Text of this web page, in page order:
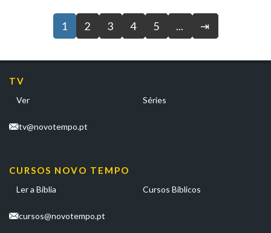
1 2 3 4 5 ... ⇥
TV
Ver Séries
tv@novotempo.pt
CURSOS NOVO TEMPO
Ler a Bíblia Cursos Bíblicos
cursos@novotempo.pt